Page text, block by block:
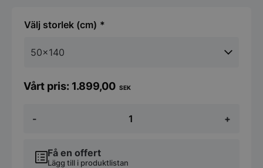
storlek (cm)
-
Kajsa
mängd
+
1.899,00 SEK
Få en offert
Lägg till i produktlistan